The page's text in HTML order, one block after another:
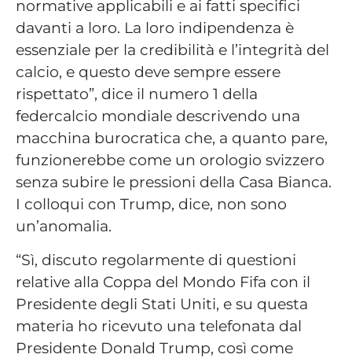
normative applicabili e ai fatti specifici
davanti a loro. La loro indipendenza è
essenziale per la credibilità e l’integrità del
calcio, e questo deve sempre essere
rispettato”, dice il numero 1 della
federcalcio mondiale descrivendo una
macchina burocratica che, a quanto pare,
funzionerebbe come un orologio svizzero
senza subire le pressioni della Casa Bianca.
I colloqui con Trump, dice, non sono
un’anomalia.
“Sì, discuto regolarmente di questioni
relative alla Coppa del Mondo Fifa con il
Presidente degli Stati Uniti, e su questa
materia ho ricevuto una telefonata dal
Presidente Donald Trump, così come